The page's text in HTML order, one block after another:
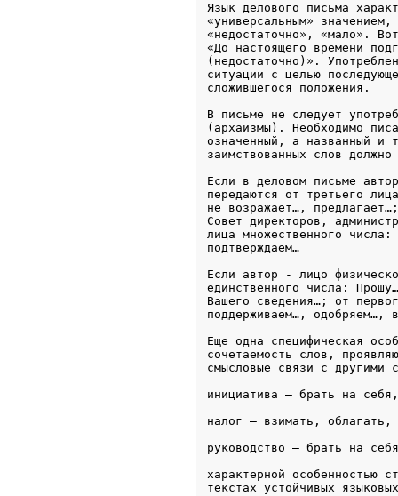
Язык делового письма
«универсальным»
«недостаточно», «мало».
«До настоящего времени
(недостаточно)».
ситуации с целью
сложившегося положения.
В письме не следует
(архаизмы). Необходимо
означенный, а названный и
заимствованных слов
Если в деловом письме
передаются от третьего
не возражает…,
Совет директоров,
лица множественного
подтверждаем…
Если автор - лицо
единственного числа:
Вашего сведения…; от
поддерживаем…,
Еще одна специфическая
сочетаемость слов,
смысловые связи с другими
инициатива – брать на
налог – взимать,
руководство – брать на
характерной особенностью
текстах устойчивых